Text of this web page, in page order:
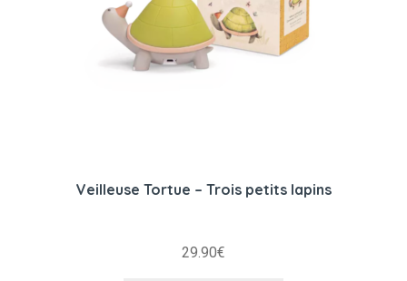
Veilleuse Tortue – Trois petits lapins
29.90€